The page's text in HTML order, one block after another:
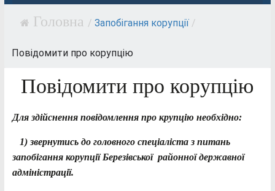
/ Запобігання корупції /
Повідомити про корупцію
Повідомити про корупцію
Для здійснення повідомлення про крупцію необхідно:
1) звернутись до головного спеціаліста з питань
запобігання корупції Березівської районної державної
адміністрації.